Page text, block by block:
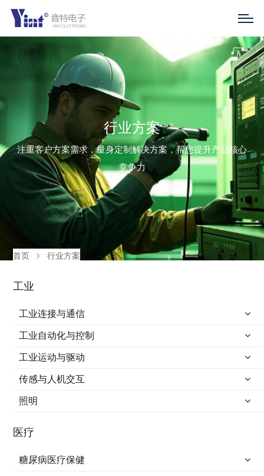
行业方案
注重客户方案需求，量身定制解决方案，帮您提升产品核心
竞争力
首页 行业方案
工业
工业连接与通信
工业自动化与控制
工业运动与驱动
传感与人机交互
照明
医疗
糖尿病医疗保健